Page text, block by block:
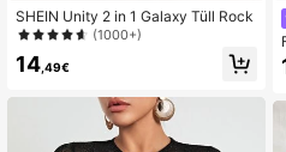
SHEIN Unity 2 in 1 Galaxy Tüll Rock
(1000+)
14 ,49€